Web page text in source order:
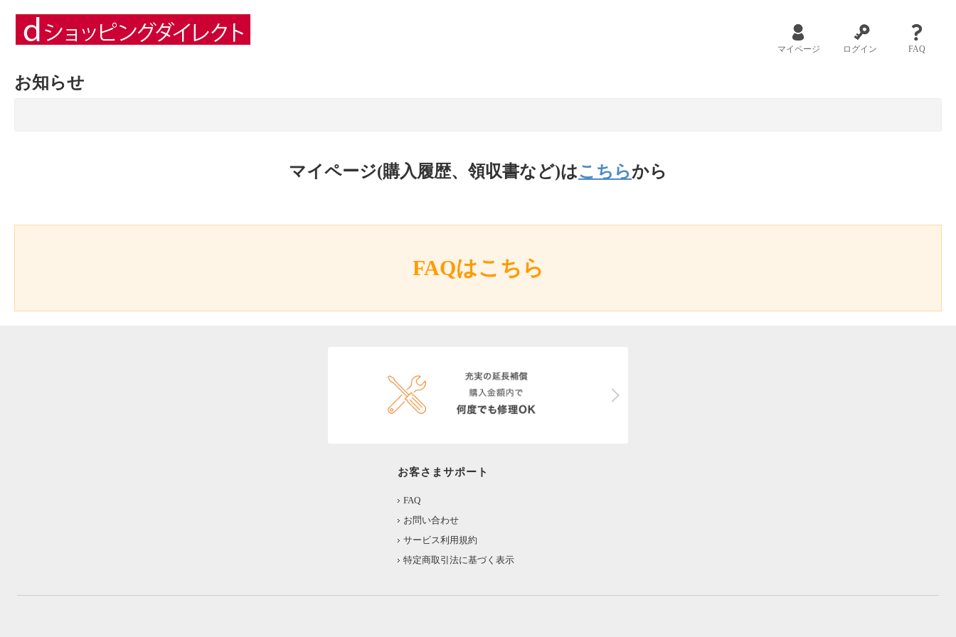
マイページ ログイン FAQ
お知らせ
マイページ(購入履歴、領収書など)はこちらから
FAQはこちら
お客さまサポート
FAQ
お問い合わせ
サービス利用規約
特定商取引法に基づく表示